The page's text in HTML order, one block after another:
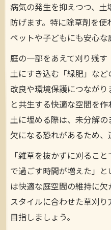
庭の草刈りで雑
ルとは
草刈り頻度を抑
庭の健康を守る
め
刈った後の草を正し
庭の草刈り後の
法
刈った草の土へ
説
草刈り後の雑草
ツ
庭の草刈りごみ
方法
病気の発生を抑えつつ、
防げます。特に除草剤を使
ペットや子どもにも安心な
庭の一部をあえて刈り残
土にすき込む「緑肥」な
改良や環境保護につなが
と共生する快適な空間を
土に埋める際は、未分解
欠になる恐れがあるため、
「雑草を抜かずに刈るこ
で過ごす時間が増えた」
は快適な庭空間の維持に
スタイルに合わせた草刈
目指しましょう。